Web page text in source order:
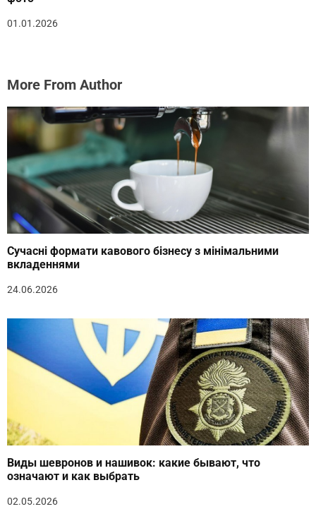
01.01.2026
More From Author
Сучасні формати кавового бізнесу з мінімальними
вкладеннями
24.06.2026
Виды шевронов и нашивок: какие бывают, что
означают и как выбрать
02.05.2026